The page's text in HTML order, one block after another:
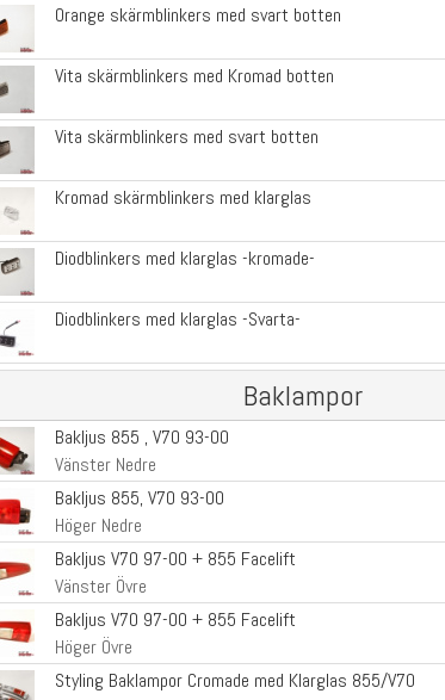
Orange skärmblinkers med svart botten
Vita skärmblinkers med Kromad botten
Vita skärmblinkers med svart botten
Kromad skärmblinkers med klarglas
Diodblinkers med klarglas -kromade-
Diodblinkers med klarglas -Svarta-
Baklampor
Bakljus 855 , V70 93-00
Vänster Nedre
Bakljus 855, V70 93-00
Höger Nedre
Bakljus V70 97-00 + 855 Facelift
Vänster Övre
Bakljus V70 97-00 + 855 Facelift
Höger Övre
Styling Baklampor Cromade med Klarglas 855/V70